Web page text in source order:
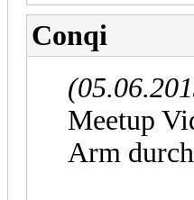
Conqi
Meetup
Arm